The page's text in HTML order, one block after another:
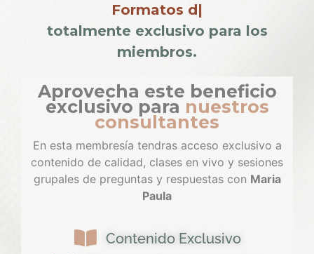
Formatos descargab
totalmente exclusivo para los
miembros.
Aprovecha este beneficio
exclusivo para nuestros
consultantes
En esta membresía tendras acceso exclusivo a
contenido de calidad, clases en vivo y sesiones
grupales de preguntas y respuestas con Maria
Paula
Contenido Exclusivo